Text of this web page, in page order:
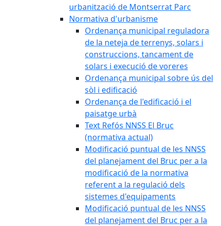
urbanització de Montserrat Parc
Normativa d'urbanisme
Ordenança municipal reguladora
de la neteja de terrenys, solars i
construccions, tancament de
solars i execució de voreres
Ordenança municipal sobre ús del
sòl i edificació
Ordenança de l'edificació i el
paisatge urbà
Text Refós NNSS El Bruc
(normativa actual)
Modificació puntual de les NNSS
del planejament del Bruc per a la
modificació de la normativa
referent a la regulació dels
sistemes d'equipaments
Modificació puntual de les NNSS
del planejament del Bruc per a la